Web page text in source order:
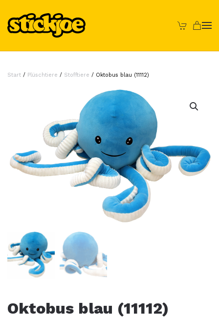
Skip to main content
Start / Plüschtiere / Stofftiere / Oktobus blau (11112)
Oktobus blau (11112)